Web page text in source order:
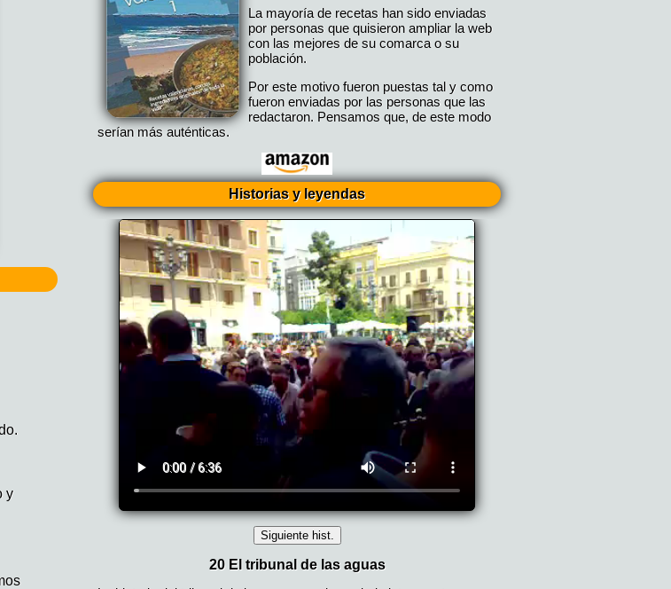
y
La mayoría de recetas han sido enviadas
por personas que quisieron ampliar la web
con las mejores de su comarca o su
población.
Por este motivo fueron puestas tal y como
fueron enviadas por las personas que las
redactaron. Pensamos que, de este modo
serían más auténticas.
Historias y leyendas